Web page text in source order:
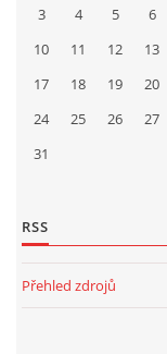
3
4 5 6
10
11 12 13
17
18 19 20
24
25 26 27
31
RSS
Přehled zdrojů